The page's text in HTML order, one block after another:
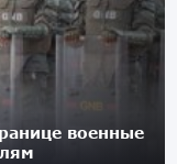
военные